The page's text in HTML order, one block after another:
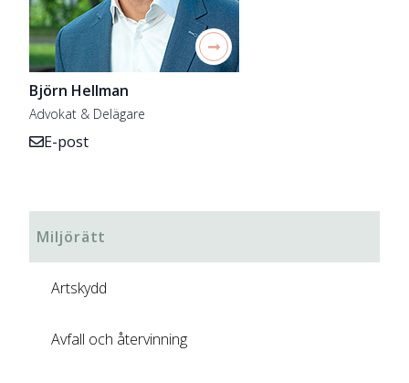
Björn Hellman
Advokat & Delägare
E-post
Miljörätt
Artskydd
Avfall och återvinning